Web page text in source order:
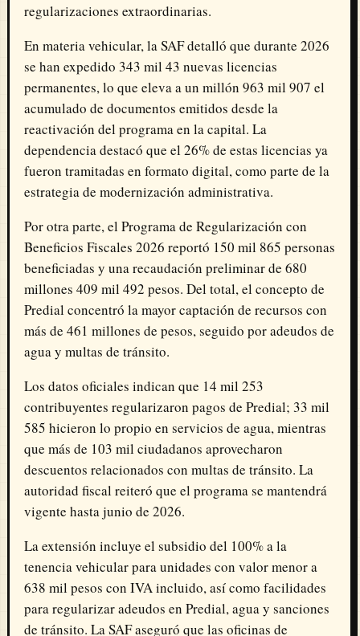
regularizaciones extraordinarias.
En materia vehicular, la SAF detalló que durante 2026
se han expedido 343 mil 43 nuevas licencias
permanentes, lo que eleva a un millón 963 mil 907 el
acumulado de documentos emitidos desde la
reactivación del programa en la capital. La
dependencia destacó que el 26% de estas licencias ya
fueron tramitadas en formato digital, como parte de la
estrategia de modernización administrativa.
Por otra parte, el Programa de Regularización con
Beneficios Fiscales 2026 reportó 150 mil 865 personas
beneficiadas y una recaudación preliminar de 680
millones 409 mil 492 pesos. Del total, el concepto de
Predial concentró la mayor captación de recursos con
más de 461 millones de pesos, seguido por adeudos de
agua y multas de tránsito.
Los datos oficiales indican que 14 mil 253
contribuyentes regularizaron pagos de Predial; 33 mil
585 hicieron lo propio en servicios de agua, mientras
que más de 103 mil ciudadanos aprovecharon
descuentos relacionados con multas de tránsito. La
autoridad fiscal reiteró que el programa se mantendrá
vigente hasta junio de 2026.
La extensión incluye el subsidio del 100% a la
tenencia vehicular para unidades con valor menor a
638 mil pesos con IVA incluido, así como facilidades
para regularizar adeudos en Predial, agua y sanciones
de tránsito. La SAF aseguró que las oficinas de